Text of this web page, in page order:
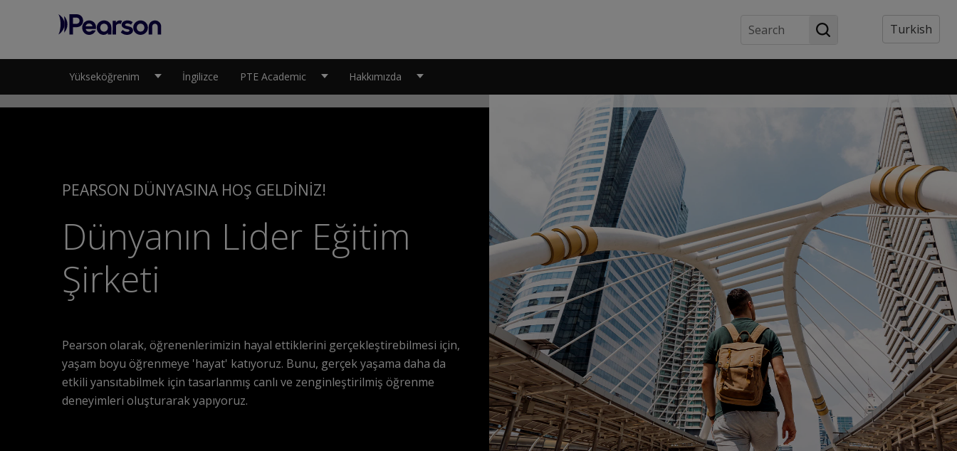
Pearson
Search
Yükseköğrenim İngilizce PTE Academic Hakkımızda
PEARSON DÜNYASINA HOŞ GELDINIZ!
Dünyanın Lider Eğitim
Şirketi
Pearson olarak, öğrenenlerimizin hayal ettiklerini gerçekleştirebilmesi için,
yaşam boyu öğrenmeye 'hayat' katıyoruz. Bunu, gerçek yaşama daha da
etkili yansıtabilmek için tasarlanmış canlı ve zenginleştirilmiş öğrenme
deneyimleri oluşturarak yapıyoruz.